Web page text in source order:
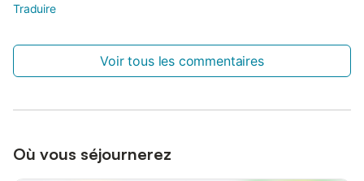
Traduire
Voir tous les commentaires
Où vous séjournerez